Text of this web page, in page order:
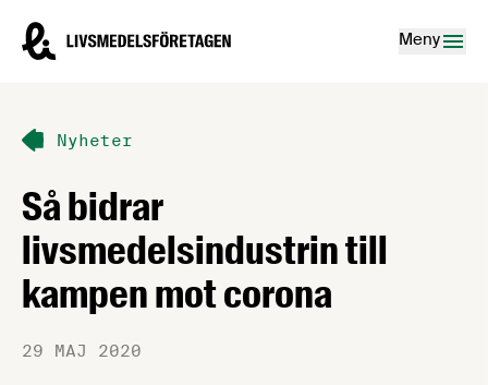
Livsmedelsföretagen – till startsidan
Meny
Nyheter
Så bidrar
livsmedelsindustrin till
kampen mot corona
29 MAJ 2020